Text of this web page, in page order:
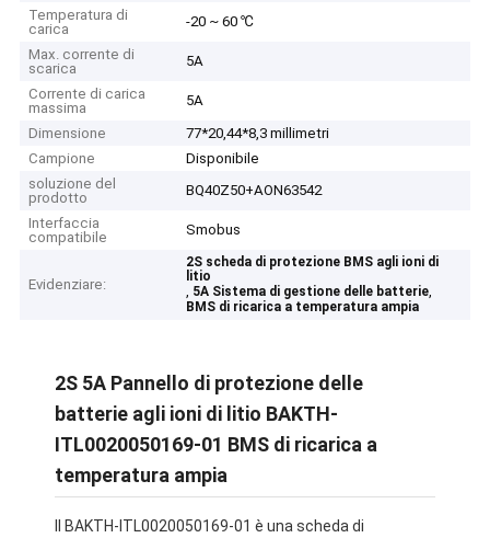
Temperatura di
carica
-20 ~ 60 ℃
Max. corrente di
scarica
5A
Corrente di carica
massima
5A
Dimensione
77*20,44*8,3 millimetri
Campione
Disponibile
soluzione del
prodotto
BQ40Z50+AON63542
Interfaccia
compatibile
Smobus
Evidenziare:
2S scheda di protezione BMS agli ioni di
litio
, 5A Sistema di gestione delle batterie,
BMS di ricarica a temperatura ampia
2S 5A Pannello di protezione delle
batterie agli ioni di litio BAKTH-
ITL0020050169-01 BMS di ricarica a
temperatura ampia
Il BAKTH-ITL0020050169-01 è una scheda di